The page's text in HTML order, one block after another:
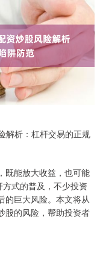
解析：杠杆交易的正规
既能放大收益，也可能
方式的普及，不少投资
的巨大风险。本文将从
股的风险，帮助投资者